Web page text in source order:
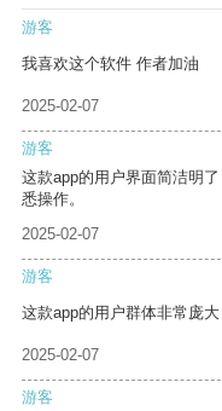
游客
我喜欢这个软件 作者加油
2025-02-07
游客
这款app的用户界面简洁明
悉操作。
2025-02-07
游客
这款app的用户群体非常庞
2025-02-07
游客